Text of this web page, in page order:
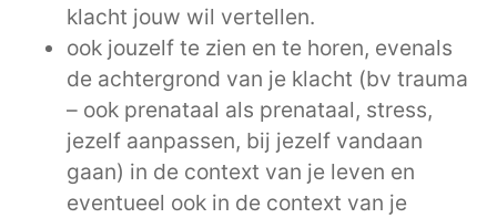
klacht jouw wil vertellen.
ook jouzelf te zien en te horen, evenals
de achtergrond van je klacht (bv trauma
– ook prenataal als prenataal, stress,
jezelf aanpassen, bij jezelf vandaan
gaan) in de context van je leven en
eventueel ook in de context van je